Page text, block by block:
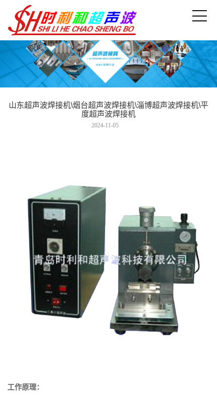
山东超声波焊接机\烟台超声波焊接机\淄博超声波焊接机\平
度超声波焊接机
2024-11-05
工作原理：